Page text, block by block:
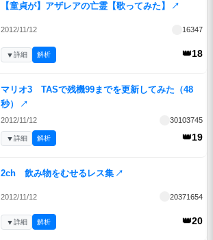
【童貞が】アザレアの亡霊【歌ってみた】 ↗
2012/11/12 16347
👑18
▼詳細 解析
マリオ3 TASで残機99までを更新してみた（48
秒）
↗
2012/11/12 30103745
👑19
▼詳細 解析
2ch 飲み物をむせるレス集 ↗
2012/11/12 20371654
👑20
▼詳細 解析